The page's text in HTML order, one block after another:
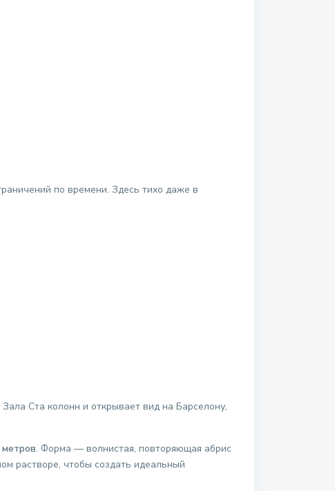
по времени. Здесь тихо даже в
Ста колонн и открывает вид на Барселону,
метров. Форма — волнистая, повторяющая абрис
растворе, чтобы создать идеальный